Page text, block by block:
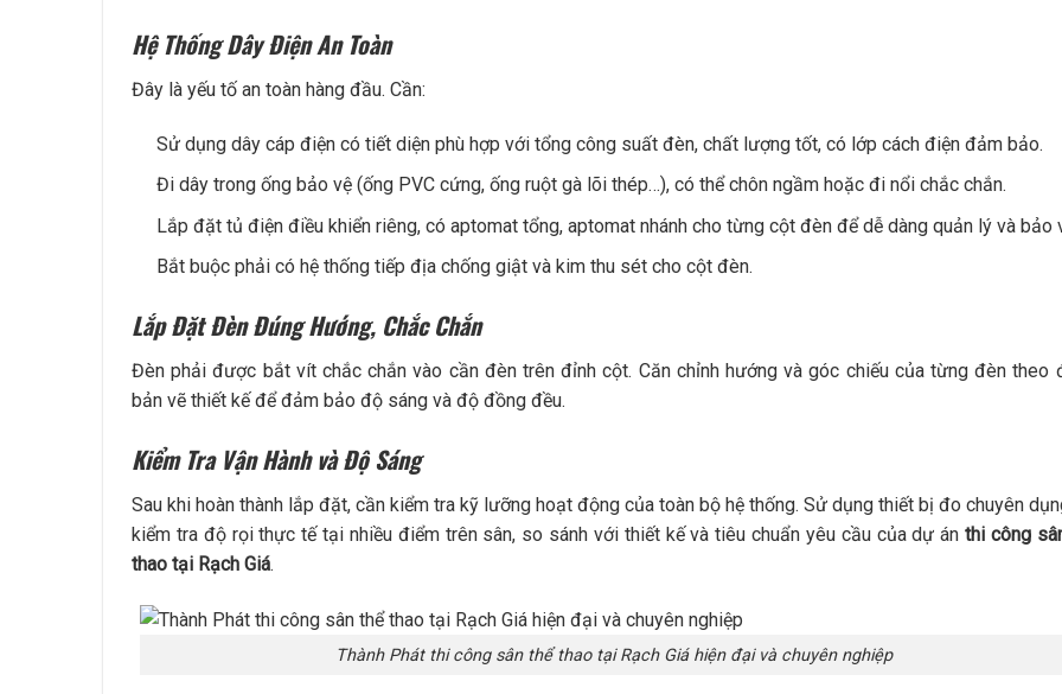
Hệ Thống Dây Điện An Toàn
Đây là yếu tố an toàn hàng đầu. Cần:
Sử dụng dây cáp điện có tiết diện phù hợp với tổng công suất đèn, chất lượng tốt, có lớp cách điện đảm bảo.
Đi dây trong ống bảo vệ (ống PVC cứng, ống ruột gà lõi thép…), có thể chôn ngầm hoặc đi nổi chắc chắn.
Lắp đặt tủ điện điều khiển riêng, có aptomat tổng, aptomat nhánh cho từng cột đèn để dễ dàng quản lý và bảo
Bắt buộc phải có hệ thống tiếp địa chống giật và kim thu sét cho cột đèn.
Lắp Đặt Đèn Đúng Hướng, Chắc Chắn
Đèn phải được bắt vít chắc chắn vào cần đèn trên đỉnh cột. Căn chỉnh hướng và góc chiếu của từng đèn theo
bản vẽ thiết kế để đảm bảo độ sáng và độ đồng đều.
Kiểm Tra Vận Hành và Độ Sáng
Sau khi hoàn thành lắp đặt, cần kiểm tra kỹ lưỡng hoạt động của toàn bộ hệ thống. Sử dụng thiết bị đo chuyên
kiểm tra độ rọi thực tế tại nhiều điểm trên sân, so sánh với thiết kế và tiêu chuẩn yêu cầu của dự án thi công
thao tại Rạch Giá.
Thành Phát thi công sân thể thao tại Rạch Giá hiện đại và chuyên nghiệp